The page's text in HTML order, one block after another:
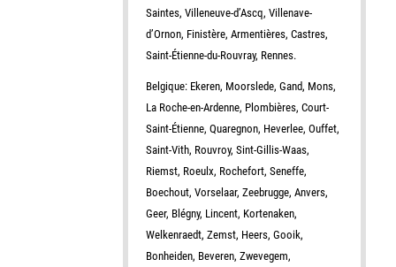
Saintes, Villeneuve-d’Ascq, Villenave-
d’Ornon, Finistère, Armentières, Castres,
Saint-Étienne-du-Rouvray, Rennes.
Belgique: Ekeren, Moorslede, Gand, Mons,
La Roche-en-Ardenne, Plombières, Court-
Saint-Étienne, Quaregnon, Heverlee, Ouffet,
Saint-Vith, Rouvroy, Sint-Gillis-Waas,
Riemst, Roeulx, Rochefort, Seneffe,
Boechout, Vorselaar, Zeebrugge, Anvers,
Geer, Blégny, Lincent, Kortenaken,
Welkenraedt, Zemst, Heers, Gooik,
Bonheiden, Beveren, Zwevegem,